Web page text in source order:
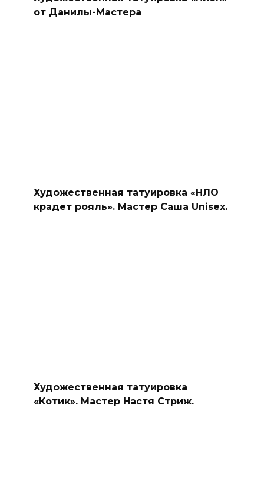
от Данилы-Мастера
Художественная татуировка «НЛО
крадет рояль». Мастер Саша Unisex.
Художественная татуировка
«Котик». Мастер Настя Стриж.